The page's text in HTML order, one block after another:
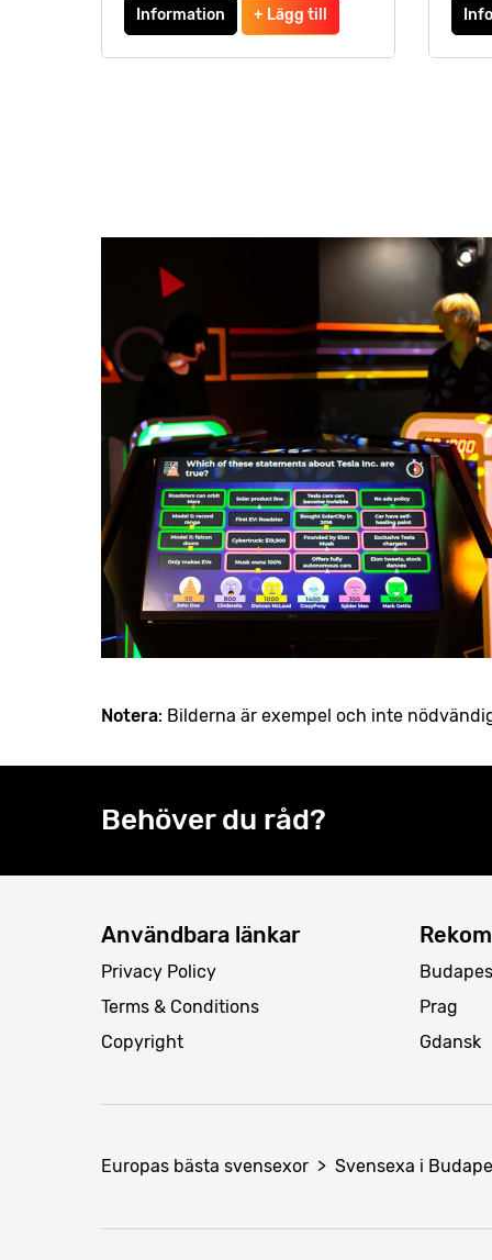
Information + Lägg till
Notera: Bilderna är exempel och inte
Behöver du råd?
Användbara länkar
Privacy Policy
Terms & Conditions
Copyright
Prag
Gdansk
Europas bästa svensexor > Svensexa i